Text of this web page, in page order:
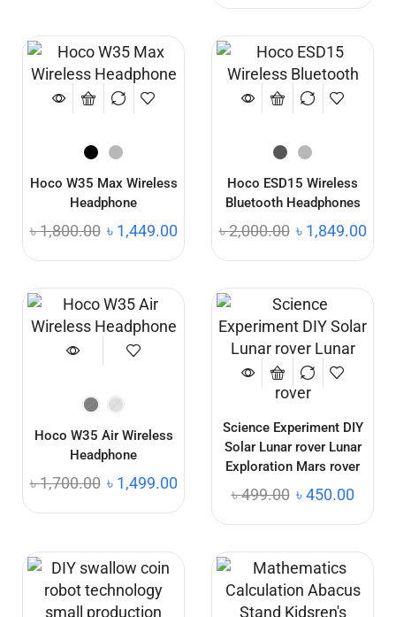
Hoco W35 Max Wireless
Headphone
৳1,800.00 ৳ 1,449.00
Hoco ESD15 Wireless
Bluetooth Headphones
৳2,000.00 ৳ 1,849.00
Hoco W35 Air Wireless
Headphone
৳1,700.00 ৳ 1,499.00
Science Experiment DIY
Solar Lunar rover Lunar
Exploration Mars rover
৳499.00 ৳450.00